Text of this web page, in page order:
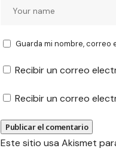
Guarda mi nombre, correo
Recibir un correo
Recibir un correo
Este sitio usa Akismet